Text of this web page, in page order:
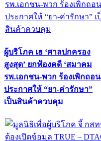
ผู้บริโภค เฮ ‘ศาลปกครอง
สูงสุด’ ยกฟ้องคดี ‘สมาคม
รพ.เอกชน-พวก ร้องเพิกถอน
ประกาศให้ “ยา-ค่ารักษา”
เป็นสินค้าควบคุม